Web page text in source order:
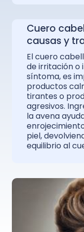
Cuero
causas y
El cuero
de irritación o
síntoma, es
productos
tirantes o
agresivos.
la avena
piel,
equilibrio al